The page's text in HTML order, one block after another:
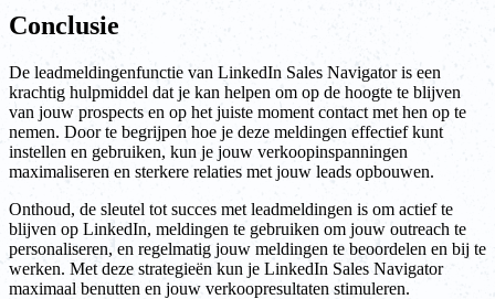
Conclusie
De leadmeldingenfunctie van LinkedIn Sales Navigator is een
krachtig hulpmiddel dat je kan helpen om op de hoogte te blijven
van jouw prospects en op het juiste moment contact met hen op te
nemen. Door te begrijpen hoe je deze meldingen effectief kunt
instellen en gebruiken, kun je jouw verkoopinspanningen
maximaliseren en sterkere relaties met jouw leads opbouwen.
Onthoud, de sleutel tot succes met leadmeldingen is om actief te
blijven op LinkedIn, meldingen te gebruiken om jouw outreach te
personaliseren, en regelmatig jouw meldingen te beoordelen en bij te
werken. Met deze strategieën kun je LinkedIn Sales Navigator
maximaal benutten en jouw verkoopresultaten stimuleren.